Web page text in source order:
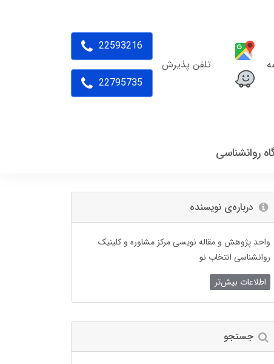
تلفن پذیرش
22593216
22795735
روانشناسی
درباره‌ی نویسنده
واحد پژوهش و مقاله نویسی مرکز مشاوره و کلینیک
روانشناسی انتخاب نو
اطلاعات بیش‌تر
جستجو